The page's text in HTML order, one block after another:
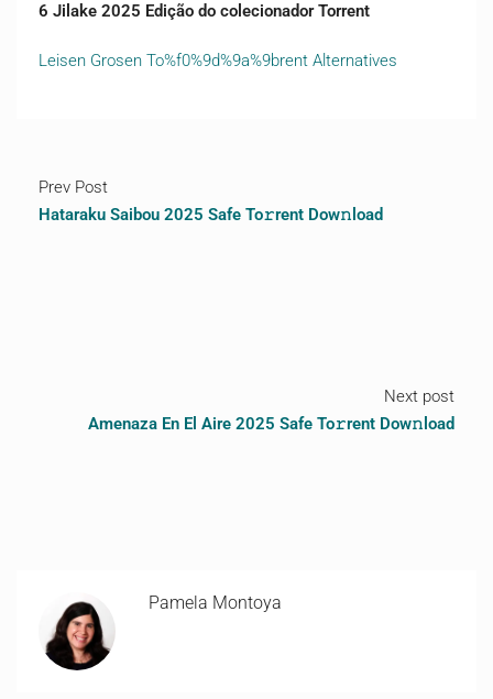
6 Jilake 2025 Edição do colecionador Torrent
Leisen Grosen To%f0%9d%9a%9brent Alternatives
Prev Post
Hataraku Saibou 2025 Safe To𝚛rent Dow𝚗load
Next post
Amenaza En El Aire 2025 Safe To𝚛rent Dow𝚗load
Pamela Montoya